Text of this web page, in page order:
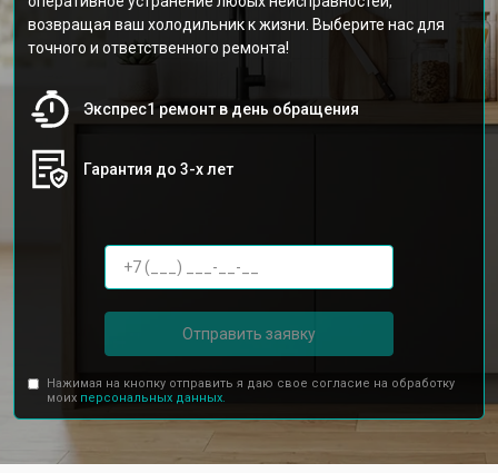
возвращая ваш холодильник к жизни. Выберите нас для
точного и ответственного ремонта!
Экспрес1 ремонт в день обращения
Гарантия до 3-х лет
Отправить заявку
Нажимая на кнопку отправить я даю свое согласие на обработку
моих персональных данных.